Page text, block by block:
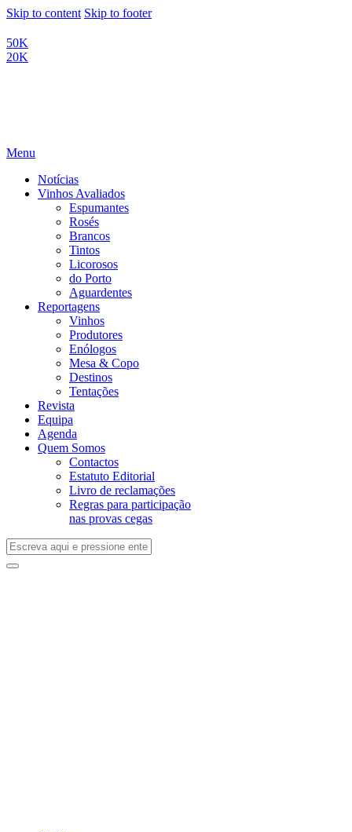
Skip to content Skip to footer
50K
20K
Menu
Notícias
Vinhos Avaliados
Espumantes
Rosés
Brancos
Tintos
Licorosos
do Porto
Aguardentes
Reportagens
Vinhos
Produtores
Enólogos
Mesa & Copo
Destinos
Tentações
Revista
Equipa
Agenda
Quem Somos
Contactos
Estatuto Editorial
Livro de reclamações
Regras para participação
nas provas cegas